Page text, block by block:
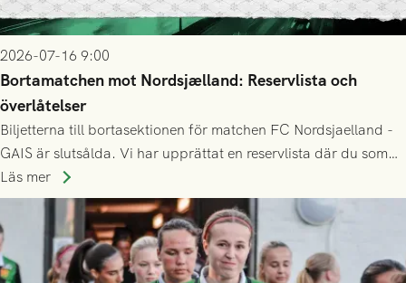
2026-07-16 9:00
Bortamatchen mot Nordsjælland: Reservlista och
överlåtelser
Biljetterna till bortasektionen för matchen FC Nordsjaelland -
GAIS är slutsålda. Vi har upprättat en reservlista där du som
ännu inte har någon biljett kan anmäla ditt intresse. Du kan
inte själv överlåta din biljett till någon annan.
Läs mer